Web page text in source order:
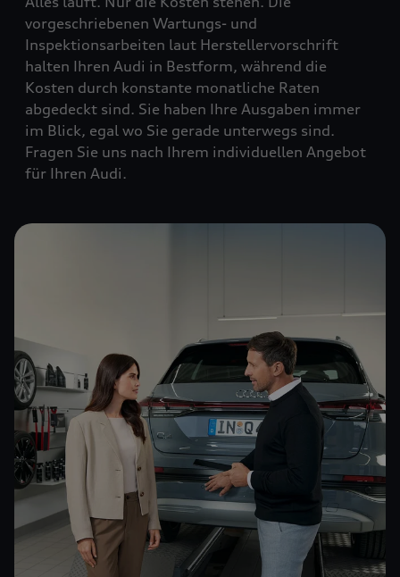
vorgeschriebenen Wartungs- und
Inspektionsarbeiten laut Herstellervorschrift
halten Ihren Audi in Bestform, während die
Kosten durch konstante monatliche Raten
abgedeckt sind. Sie haben Ihre Ausgaben immer
im Blick, egal wo Sie gerade unterwegs sind.
Fragen Sie uns nach Ihrem individuellen Angebot
für Ihren Audi.